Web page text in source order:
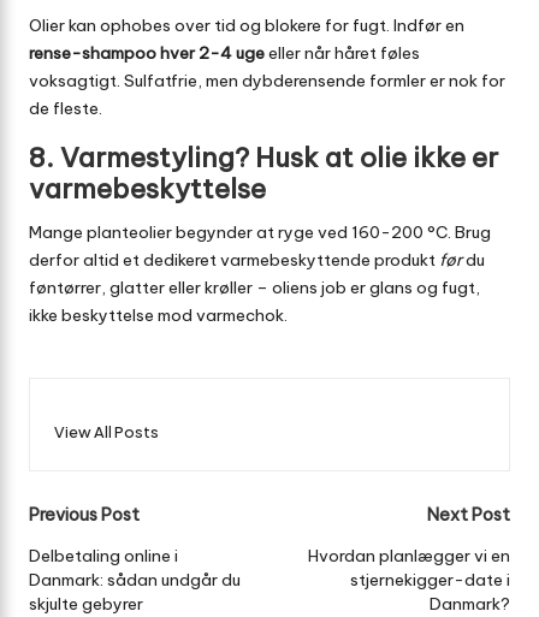
Olier kan ophobes over tid og blokere for fugt. Indfør en
rense-shampoo hver 2-4 ugeeller når håret føles
voksagtigt. Sulfatfrie, men dybderensende formler er nok for
de fleste.
8. Varmestyling? Husk at olie ikke er
varmebeskyttelse
Mange planteolier begynder at ryge ved 160-200 °C. Brug
derfor altid et dedikeret varmebeskyttende produkt førdu
føntørrer, glatter eller krøller – oliens job er glans og fugt,
ikke beskyttelse mod varmechok.
View All Posts
Post
navigation
Previous Post
Delbetaling online i
Danmark: sådan undgår du
skjulte gebyrer
Next Post
Hvordan planlægger vi en
stjernekigger-date i
Danmark?